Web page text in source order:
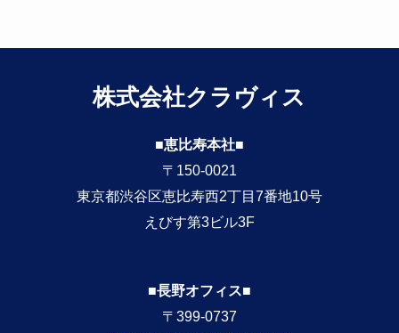
株式会社クラヴィス
■恵比寿本社■
〒150-0021
東京都渋谷区恵比寿西2丁目7番地10号
えびす第3ビル3F
■長野オフィス■
〒399-0737